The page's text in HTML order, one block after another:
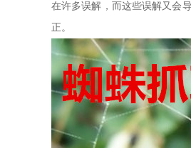
在许多误解，而这些误解又会
正。